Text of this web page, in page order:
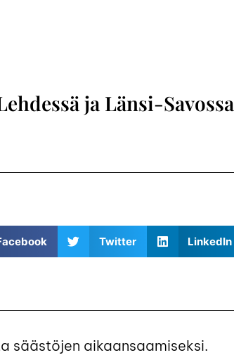
ja Länsi-Savossa
Twitter LinkedIn
säästöjen aikaansaamiseksi.